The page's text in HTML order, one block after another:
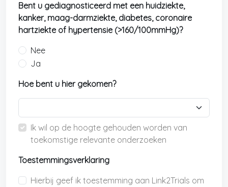
Bent u gediagnosticeerd met een huidziekte,
kanker, maag-darmziekte, diabetes, coronaire
hartziekte of hypertensie (>160/100mmHg)?
Nee
Ja
Hoe bent u hier gekomen?
Ik wil op de hoogte gehouden worden van
toekomstige relevante onderzoeken
Toestemmingsverklaring
Hierbij geef ik toestemming aan Link2Trials om